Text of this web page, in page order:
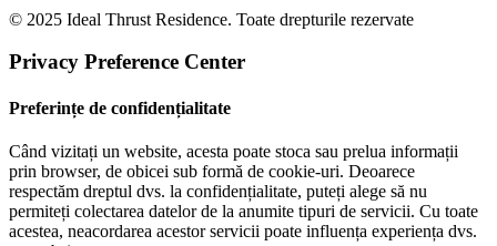
© 2025 Ideal Thrust Residence. Toate drepturile rezervate
Privacy Preference Center
Preferințe de confidențialitate
Când vizitați un website, acesta poate stoca sau prelua informații
prin browser, de obicei sub formă de cookie-uri. Deoarece
respectăm dreptul dvs. la confidențialitate, puteți alege să nu
permiteți colectarea datelor de la anumite tipuri de servicii. Cu toate
acestea, neacordarea acestor servicii poate influența experiența dvs.